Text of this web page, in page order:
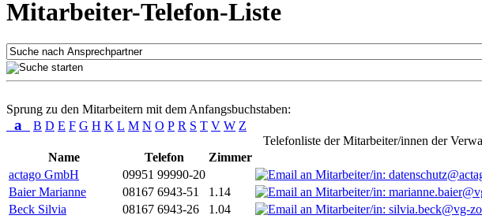
Mitarbeiter-Telefon-Liste
Sprung zu den Mitarbeitern mit dem Anfangsbuchstaben:
a B D E F G H K L M N O P R S T V W Z
Telefonliste der Mitarbeiter/innen der
Name
Telefon Zimmer
actago GmbH
09951 99990-20
Baier Marianne
08167 6943-51 1.14
Beck Silvia
08167 6943-26 1.04